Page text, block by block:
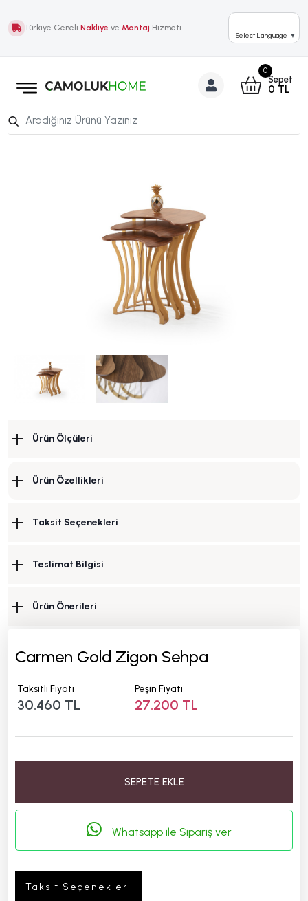
Türkiye Geneli Nakliye ve Montaj Hizmeti
Select Language ▼
0
Sepet
0 TL
Ürün Ölçüleri
Ürün Özellikleri
Taksit Seçenekleri
Teslimat Bilgisi
Ürün Önerileri
Carmen Gold Zigon Sehpa
Taksitli Fiyatı
30.460 TL
Peşin Fiyatı
27.200 TL
SEPETE EKLE
Whatsapp ile Sipariş ver
Taksit Seçenekleri